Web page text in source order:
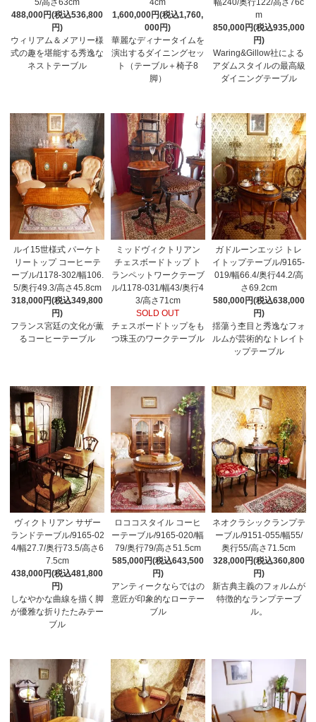
5/高さ63cm
488,000円(税込536,800
円)
ウィリアム＆メアリー様
式の趣を堪能する秀逸な
ネストテーブル
4cm
1,600,000円(税込1,760,
000円)
華麗なディナータイムを
演出するダイニングセッ
ト（テーブル＋椅子8
脚）
幅240/奥行122/高さ76c
m
850,000円(税込935,000
円)
Waring&Gillow社による
アダムスタイルの最高級
ダイニングテーブル
ルイ15世様式 パーケト
リートップ コーヒーテ
ーブル/1178-302/幅106.
5/奥行49.3/高さ45.8cm
318,000円(税込349,800
円)
フランス宮廷の文化が薫
るコーヒーテーブル
ミッドヴィクトリアン
チェスボードトップ ト
ランペットワークテーブ
ル/1178-031/幅43/奥行4
3/高さ71cm
SOLD OUT
チェスボードトップをも
つ珠玉のワークテーブル
ガドルーンエッジ トレ
イトップテーブル/9165-
019/幅66.4/奥行44.2/高
さ69.2cm
580,000円(税込638,000
円)
揺蕩う杢目と秀逸なフォ
ルムが芸術的なトレイト
ップテーブル
ヴィクトリアン サザー
ランドテーブル/9165-02
4/幅27.7/奥行73.5/高さ6
7.5cm
438,000円(税込481,800
円)
しなやかな曲線を描く脚
が優雅な折りたたみテー
ブル
ロココスタイル コーヒ
ーテーブル/9165-020/幅
79/奥行79/高さ51.5cm
585,000円(税込643,500
円)
アンティークならではの
意匠が印象的なローテー
ブル
ネオクラシックランプテ
ーブル/9151-055/幅55/
奥行55/高さ71.5cm
328,000円(税込360,800
円)
新古典主義のフォルムが
特徴的なランプテーブ
ル。